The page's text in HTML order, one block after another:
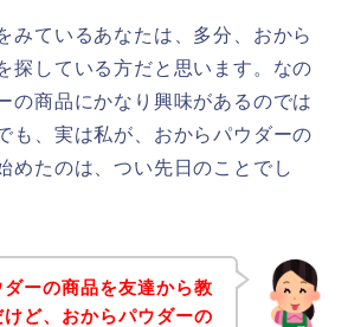
みているあなたは、多分、おから
探している方だと思います。なの
の商品にかなり興味があるのでは
も、実は私が、おからパウダーの
めたのは、つい先日のことでし
ーの商品を友達から教
ど、おからパウダーの